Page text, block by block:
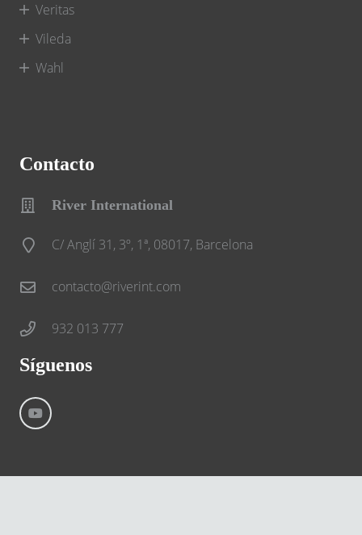
Veritas
Vileda
Wahl
Contacto
River International
C/ Anglí 31, 3º, 1ª, 08017, Barcelona
contacto@riverint.com
932 013 777
Síguenos